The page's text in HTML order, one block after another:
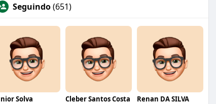
Seguindo(651)
Solva Cleber Santos Costa Renan DA SILVA